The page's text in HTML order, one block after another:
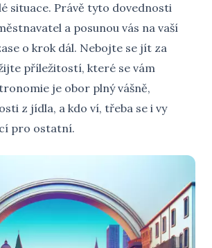
situace. Právě tyto dovednosti
a posunou vás na vaší
o krok dál. Nebojte se jít za
příležitostí, které se vám
je obor plný vášně,
z jídla, a kdo ví, třeba se i vy
pro ostatní.